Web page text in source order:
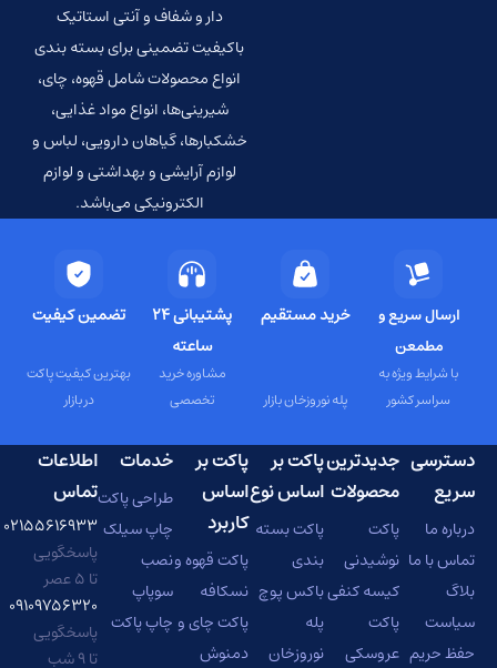
دار و شفاف و آنتی استاتیک
باکیفیت تضمینی برای بسته بندی
انواع محصولات شامل قهوه، چای،
شیرینی‌ها، انواع مواد غذایی،
خشکبارها، گیاهان دارویی، لباس و
لوازم آرایشی و بهداشتی و لوازم
الکترونیکی می‌باشد.
و
ویژه به
خرید مستقیم
پله نوروزخان بازار
پشتیبانی 24
تخصصی
تضمین کیفیت
بهترین کیفیت پاکت
جدیدترین
محصولات
پاکت
نوشیدنی
کیسه کنفی
پاکت
عروسکی
پاکت بر
اساس نوع
پاکت بسته
بندی
باکس پوچ
پله
نوروزخان
پاکت بر
اساس
کاربرد
پاکت قهوه و
نسکافه
پاکت چای و
دمنوش
خدمات
طراحی پاکت
چاپ سیلک
نصب
سوپاپ
چاپ پاکت
اطلاعات
تماس
۰۲۱۵۵۶۱۶۹۳۳
پاسخگویی
۰۹۱۰۹۷۵۶۳۲۰
پاسخگویی